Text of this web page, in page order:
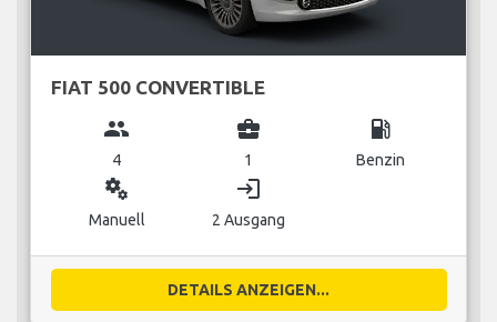
FIAT 500 CONVERTIBLE
group
4
business_center
1
local_gas_station
Benzin
miscellaneous_services
Manuell
login
2 Ausgang
DETAILS ANZEIGEN...